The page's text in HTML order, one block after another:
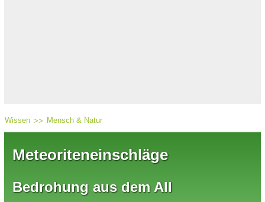
Wissen Mensch & Natur
Meteoriteneinschläge
Bedrohung aus dem All